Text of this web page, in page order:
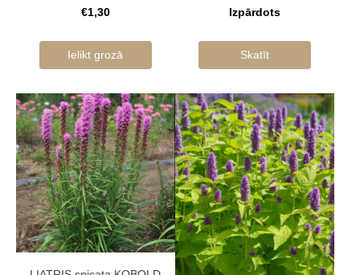
€1,30
Ielikt grozā
Izpārdots
Skatīt